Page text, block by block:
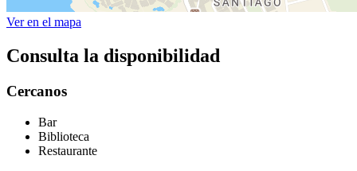
Ver en el mapa
Consulta la disponibilidad
Cercanos
Bar
Biblioteca
Restaurante